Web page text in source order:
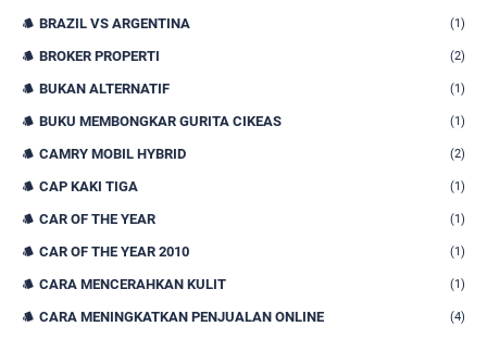
BRAZIL VS ARGENTINA (1)
BROKER PROPERTI (2)
BUKAN ALTERNATIF (1)
BUKU MEMBONGKAR GURITA CIKEAS (1)
CAMRY MOBIL HYBRID (2)
CAP KAKI TIGA (1)
CAR OF THE YEAR (1)
CAR OF THE YEAR 2010 (1)
CARA MENCERAHKAN KULIT (1)
CARA MENINGKATKAN PENJUALAN ONLINE (4)